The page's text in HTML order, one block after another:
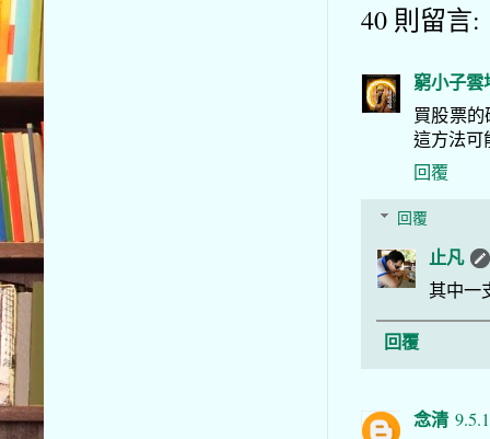
40 則留言:
窮小子雲
買股票
這方法可
回覆
回覆
止凡
其中一
回覆
念清